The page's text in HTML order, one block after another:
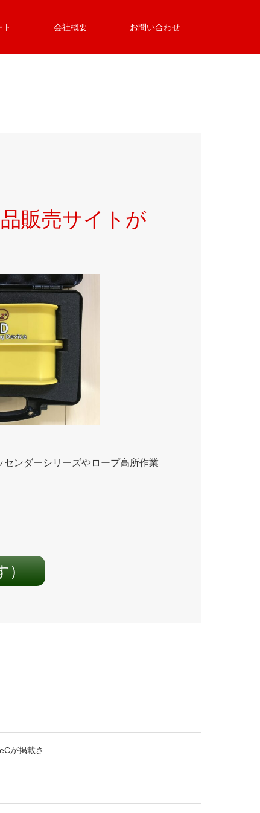
ト 会社概要 お問い合わせ
販売サイトが
ンダーシリーズやロープ高所作業
）
が掲載さ…